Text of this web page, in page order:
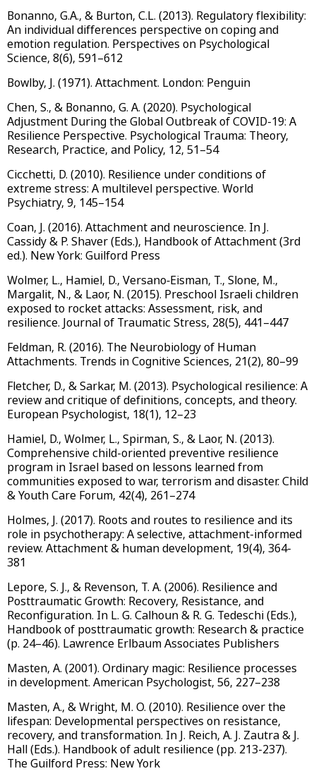
Bonanno, G.A., & Burton, C.L. (2013). Regulatory flexibility:
An individual differences perspective on coping and
emotion regulation. Perspectives on Psychological
Science, 8(6), 591–612
Bowlby, J. (1971). Attachment. London: Penguin
Chen, S., & Bonanno, G. A. (2020). Psychological
Adjustment During the Global Outbreak of COVID-19: A
Resilience Perspective. Psychological Trauma: Theory,
Research, Practice, and Policy, 12, 51–54
Cicchetti, D. (2010). Resilience under conditions of
extreme stress: A multilevel perspective. World
Psychiatry, 9, 145–154
Coan, J. (2016). Attachment and neuroscience. In J.
Cassidy & P. Shaver (Eds.), Handbook of Attachment (3rd
ed.). New York: Guilford Press
Wolmer, L., Hamiel, D., Versano‐Eisman, T., Slone, M.,
Margalit, N., & Laor, N. (2015). Preschool Israeli children
exposed to rocket attacks: Assessment, risk, and
resilience. Journal of Traumatic Stress, 28(5), 441–447
Feldman, R. (2016). The Neurobiology of Human
Attachments. Trends in Cognitive Sciences, 21(2), 80–99
Fletcher, D., & Sarkar, M. (2013). Psychological resilience: A
review and critique of definitions, concepts, and theory.
European Psychologist, 18(1), 12–23
Hamiel, D., Wolmer, L., Spirman, S., & Laor, N. (2013).
Comprehensive child-oriented preventive resilience
program in Israel based on lessons learned from
communities exposed to war, terrorism and disaster. Child
& Youth Care Forum, 42(4), 261–274
Holmes, J. (2017). Roots and routes to resilience and its
role in psychotherapy: A selective, attachment-informed
review. Attachment & human development, 19(4), 364-
381
Lepore, S. J., & Revenson, T. A. (2006). Resilience and
Posttraumatic Growth: Recovery, Resistance, and
Reconfiguration. In L. G. Calhoun & R. G. Tedeschi (Eds.),
Handbook of posttraumatic growth: Research & practice
(p. 24–46). Lawrence Erlbaum Associates Publishers
Masten, A. (2001). Ordinary magic: Resilience processes
in development. American Psychologist, 56, 227–238
Masten, A., & Wright, M. O. (2010). Resilience over the
lifespan: Developmental perspectives on resistance,
recovery, and transformation. In J. Reich, A. J. Zautra & J.
Hall (Eds.). Handbook of adult resilience (pp. 213-237).
The Guilford Press: New York